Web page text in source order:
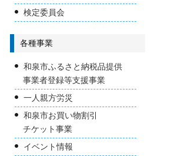
検定委員会
各種事業
和泉市ふるさと納税品提供
事業者登録等支援事業
一人親方労災
和泉市お買い物割引
チケット事業
イベント情報